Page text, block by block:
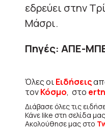
εδρεύει στην
Μάσρι.
Πηγές: ΑΠΕ-
Όλες οιΕιδήσεις
τονΚόσμο, στο
Διάβασε όλες τις
Κάνε like στη σελίδα
Ακολούθησε μας στο